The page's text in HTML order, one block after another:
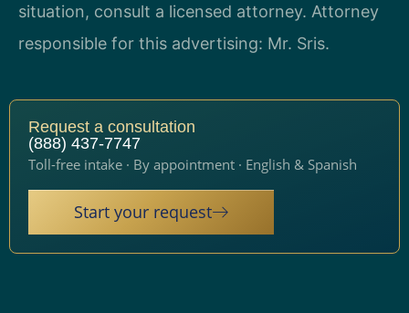
situation, consult a licensed attorney. Attorney
responsible for this advertising: Mr. Sris.
Request a consultation
(888) 437-7747
Toll-free intake · By appointment · English & Spanish
Start your request